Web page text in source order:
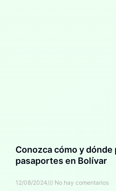
Conozca cómo y
pasaportes en Bolívar
12/08/2024 No hay comentarios